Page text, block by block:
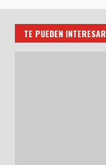
TE PUEDEN INTERESAR